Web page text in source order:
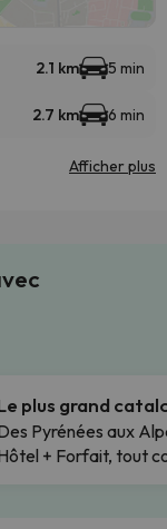
2.1 km 5 min
2.7 km 6 min
Afficher plus
plus grand
Pyrénées aux
+ Forfait, tout